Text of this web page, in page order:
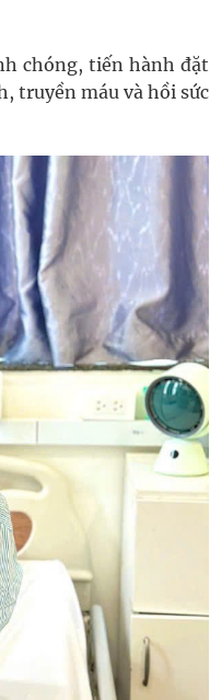
chóng, tiến hành đặt
truyền máu và hồi sức